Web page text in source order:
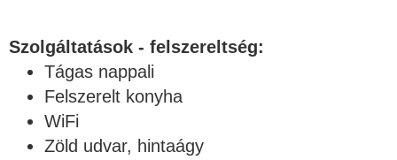
Szolgáltatások - felszereltség:
Tágas nappali
Felszerelt konyha
WiFi
Zöld udvar, hintaágy